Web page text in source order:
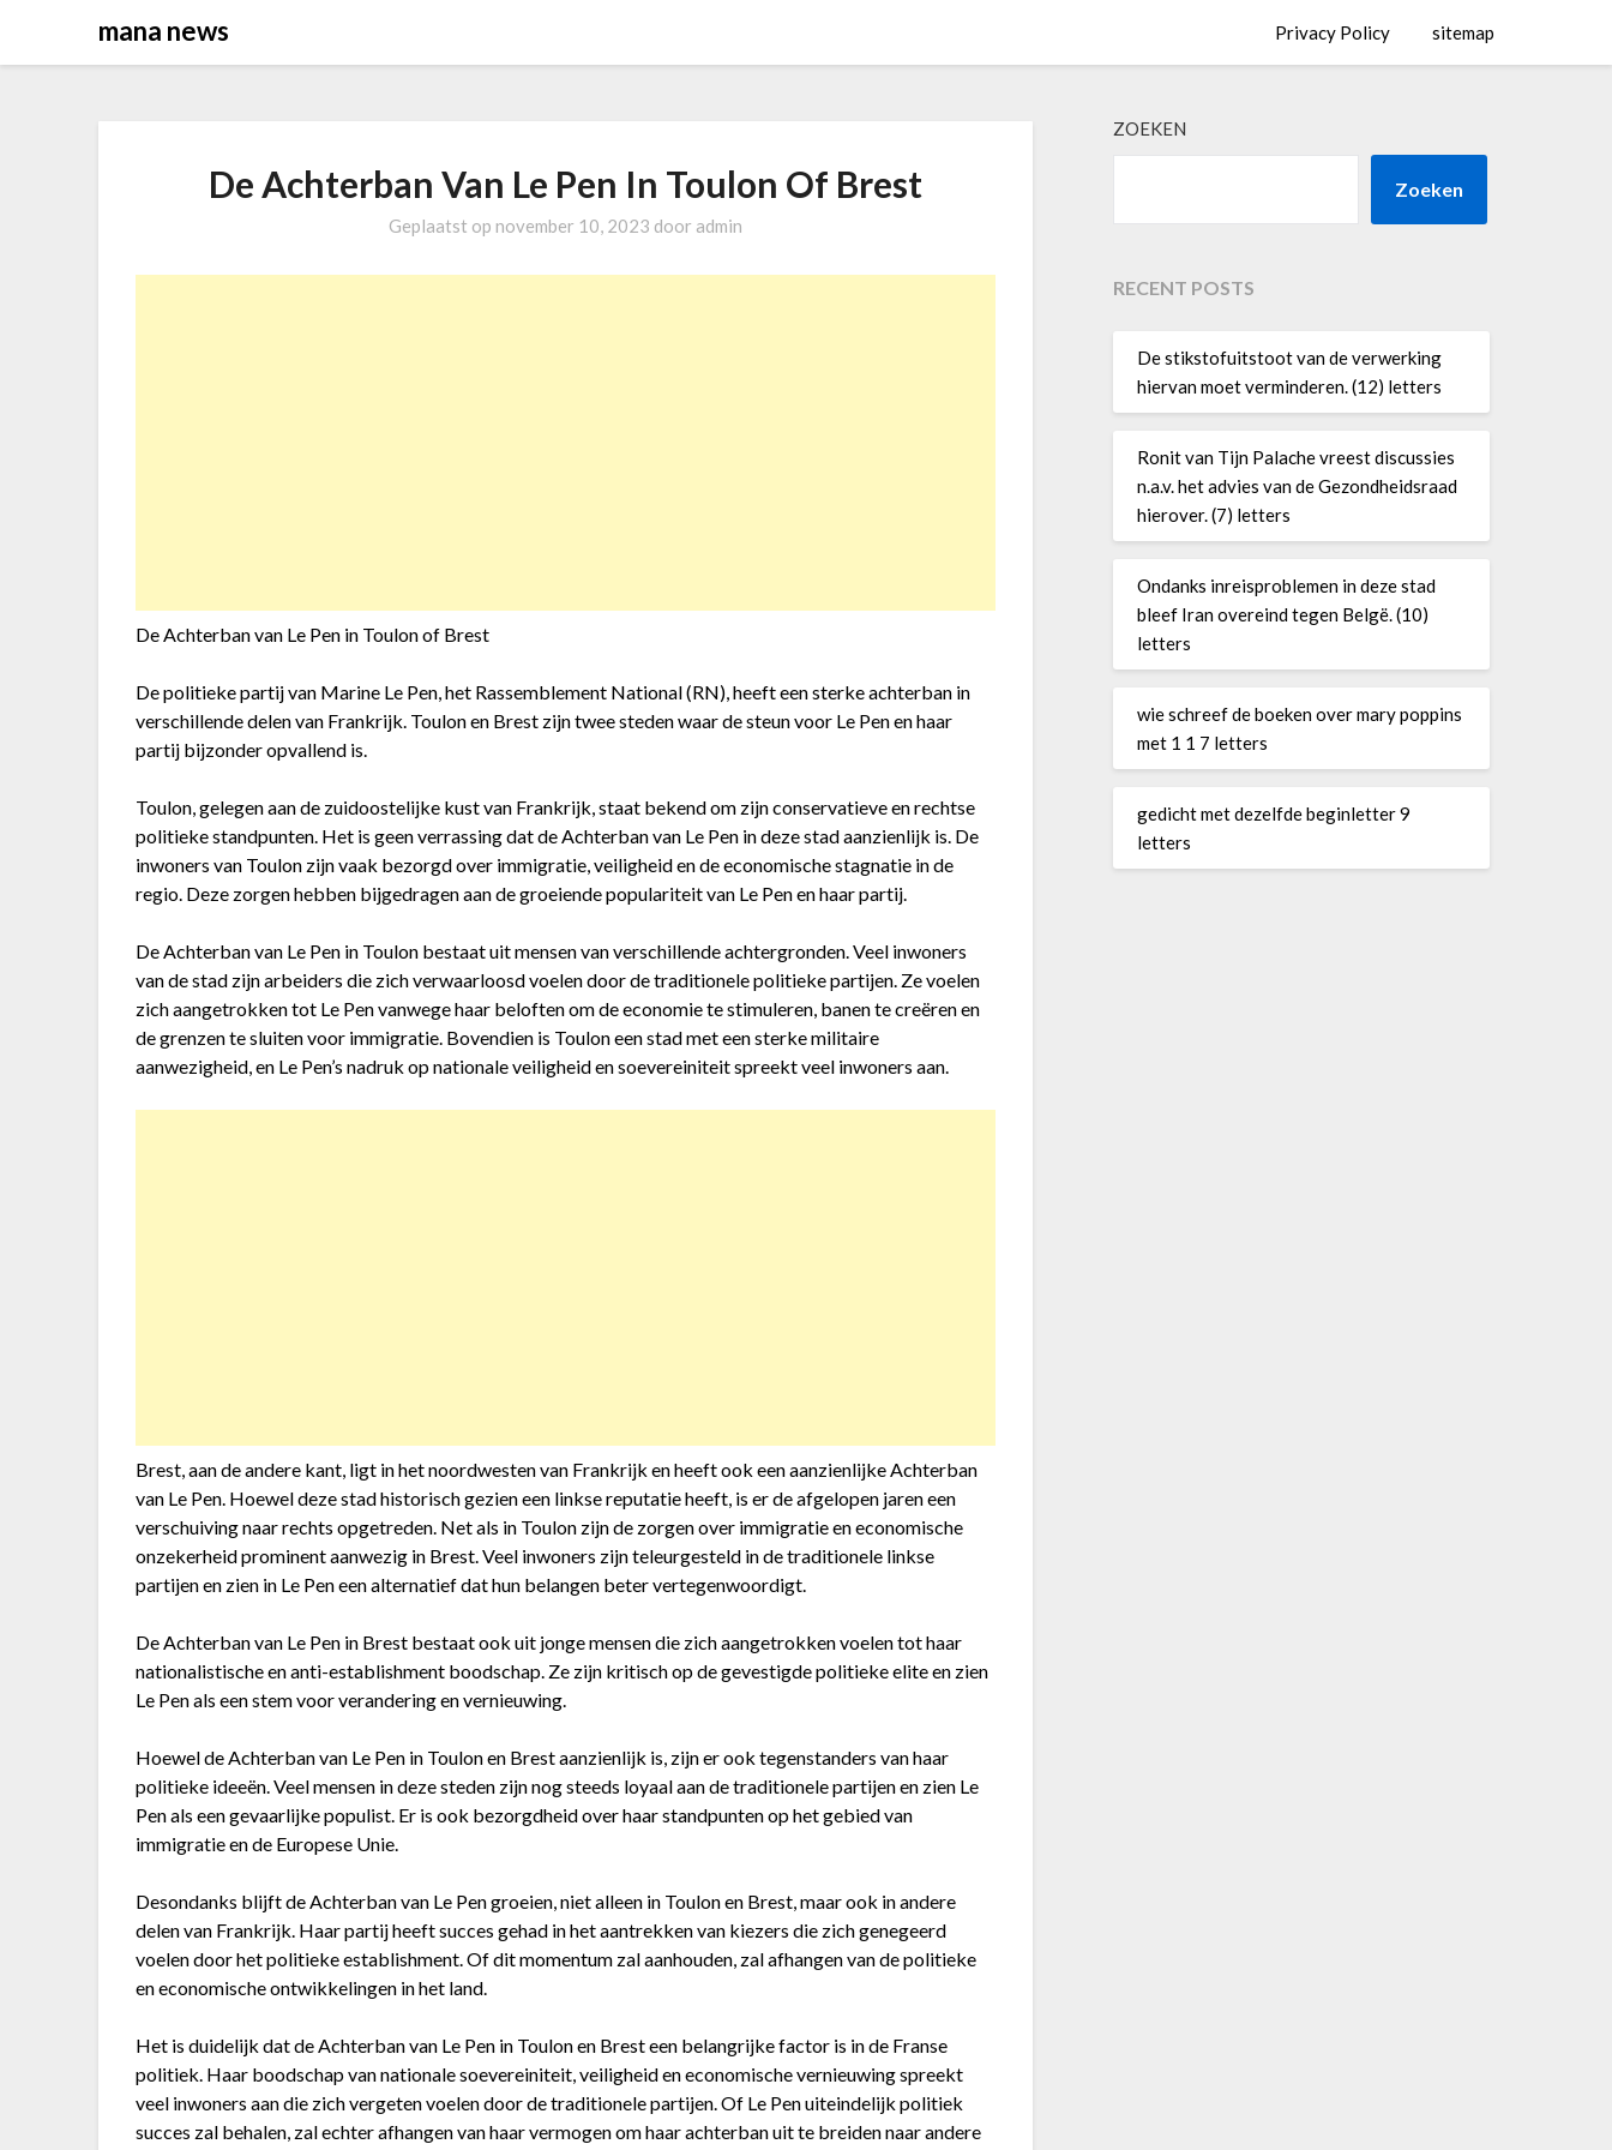
mana news Privacy Policy sitemap
De Achterban Van Le Pen In Toulon Of Brest
Geplaatst op november 10, 2023 door admin
De Achterban van Le Pen in Toulon of Brest
De politieke partij van Marine Le Pen, het Rassemblement National (RN), heeft een sterke achterban in
verschillende delen van Frankrijk. Toulon en Brest zijn twee steden waar de steun voor Le Pen en haar
partij bijzonder opvallend is.
Toulon, gelegen aan de zuidoostelijke kust van Frankrijk, staat bekend om zijn conservatieve en rechtse
politieke standpunten. Het is geen verrassing dat de Achterban van Le Pen in deze stad aanzienlijk is. De
inwoners van Toulon zijn vaak bezorgd over immigratie, veiligheid en de economische stagnatie in de
regio. Deze zorgen hebben bijgedragen aan de groeiende populariteit van Le Pen en haar partij.
De Achterban van Le Pen in Toulon bestaat uit mensen van verschillende achtergronden. Veel inwoners
van de stad zijn arbeiders die zich verwaarloosd voelen door de traditionele politieke partijen. Ze voelen
zich aangetrokken tot Le Pen vanwege haar beloften om de economie te stimuleren, banen te creëren en
de grenzen te sluiten voor immigratie. Bovendien is Toulon een stad met een sterke militaire
aanwezigheid, en Le Pen’s nadruk op nationale veiligheid en soevereiniteit spreekt veel inwoners aan.
Brest, aan de andere kant, ligt in het noordwesten van Frankrijk en heeft ook een aanzienlijke Achterban
van Le Pen. Hoewel deze stad historisch gezien een linkse reputatie heeft, is er de afgelopen jaren een
verschuiving naar rechts opgetreden. Net als in Toulon zijn de zorgen over immigratie en economische
onzekerheid prominent aanwezig in Brest. Veel inwoners zijn teleurgesteld in de traditionele linkse
partijen en zien in Le Pen een alternatief dat hun belangen beter vertegenwoordigt.
De Achterban van Le Pen in Brest bestaat ook uit jonge mensen die zich aangetrokken voelen tot haar
nationalistische en anti-establishment boodschap. Ze zijn kritisch op de gevestigde politieke elite en zien
Le Pen als een stem voor verandering en vernieuwing.
Hoewel de Achterban van Le Pen in Toulon en Brest aanzienlijk is, zijn er ook tegenstanders van haar
politieke ideeën. Veel mensen in deze steden zijn nog steeds loyaal aan de traditionele partijen en zien Le
Pen als een gevaarlijke populist. Er is ook bezorgdheid over haar standpunten op het gebied van
immigratie en de Europese Unie.
Desondanks blijft de Achterban van Le Pen groeien, niet alleen in Toulon en Brest, maar ook in andere
delen van Frankrijk. Haar partij heeft succes gehad in het aantrekken van kiezers die zich genegeerd
voelen door het politieke establishment. Of dit momentum zal aanhouden, zal afhangen van de politieke
en economische ontwikkelingen in het land.
Het is duidelijk dat de Achterban van Le Pen in Toulon en Brest een belangrijke factor is in de Franse
politiek. Haar boodschap van nationale soevereiniteit, veiligheid en economische vernieuwing spreekt
veel inwoners aan die zich vergeten voelen door de traditionele partijen. Of Le Pen uiteindelijk politiek
succes zal behalen, zal echter afhangen van haar vermogen om haar achterban uit te breiden naar andere
ZOEKEN
Zoeken
RECENT POSTS
De stikstofuitstoot van de verwerking
hiervan moet verminderen. (12) letters
Ronit van Tijn Palache vreest discussies
n.a.v. het advies van de Gezondheidsraad
hierover. (7) letters
Ondanks inreisproblemen in deze stad
bleef Iran overeind tegen Belgë. (10)
letters
wie schreef de boeken over mary poppins
met 1 1 7 letters
gedicht met dezelfde beginletter 9
letters